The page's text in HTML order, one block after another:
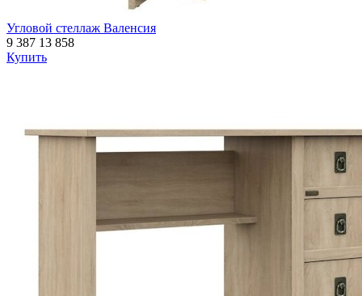
Угловой стеллаж Валенсия
9 387 13 858
Купить